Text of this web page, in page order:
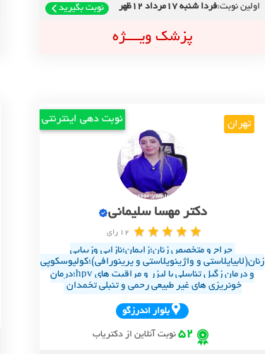
اولین نوبت:فردا شنبه 17مرداد 12ظهر نوبت بگیرید
پزشک ویــــژه
تهران نوبت دهی اینترنتی
دکتر مهسا سلیمانی
12 رای
جراح و متخصص زنان؛زایمان؛نازایی و‌زیبایی
زنان(لابیاپلاستی و‌ واژینوپلاستی و پرینورافی)؛کولپوسکوپی
و درمان زگیل تناسلی با لیزر و مراقبت های hpv؛درمان
خونریزی های غیر طبیعی رحمی و تنبلی تخمدان
بلوار اندرزگو
52 نوبت آنلاین از دکتریاب